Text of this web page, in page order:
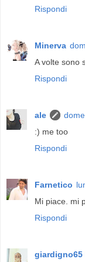
Rispondi
Minerva
A volte sono
Rispondi
ale
:) me too
Rispondi
Farnetico
Mi piace. mi
Rispondi
giardigno65